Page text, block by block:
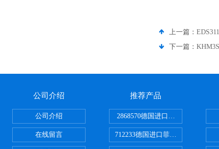
上一篇：
下一篇：
公司介绍
公司介绍
在线留言
推荐产品
2868570德国进口菲尼克斯电源
712233德国进口菲尼克斯断路器